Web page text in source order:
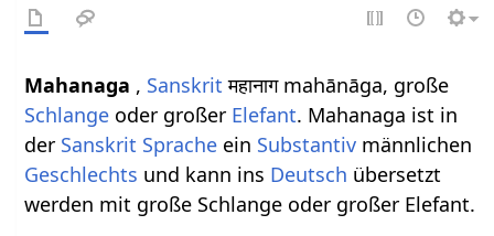
Mahanaga , Sanskrit महानाग mahānāga, große
Schlange oder großer Elefant. Mahanaga ist in
der Sanskrit Sprache ein Substantiv männlichen
Geschlechts und kann ins Deutsch übersetzt
werden mit große Schlange oder großer Elefant.